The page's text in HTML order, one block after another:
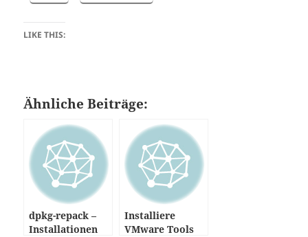
LIKE THIS:
Ähnliche Beiträge:
dpkg-repack –
Installationen
Installiere
VMware Tools